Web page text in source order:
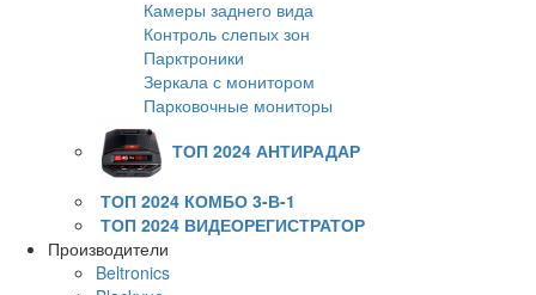
Камеры заднего вида
Контроль слепых зон
Парктроники
Зеркала с монитором
Парковочные мониторы
ТОП 2024 АНТИРАДАР
ТОП 2024 КОМБО 3-В-1
ТОП 2024 ВИДЕОРЕГИСТРАТОР
Производители
Beltronics